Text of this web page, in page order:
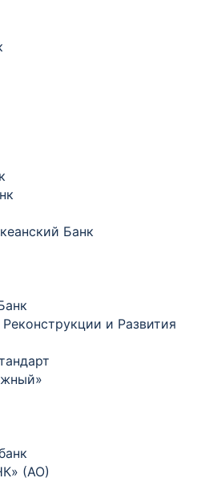
Банк
и Развития
(АО)